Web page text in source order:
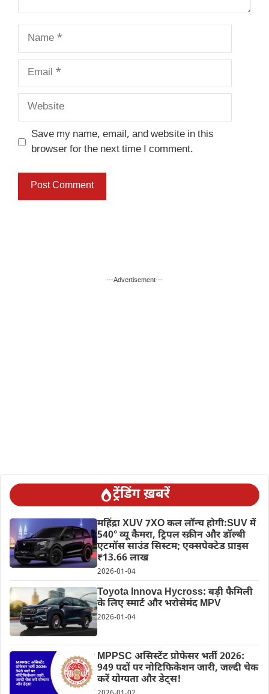
Name
Email
Website
Save my name, email, and website in this
browser for the next time I comment.
---Advertisement---
ट्रेंडिंग ख़बरें
महिंद्रा XUV 7XO कल लॉन्च होगी:SUV में
540° व्यू कैमरा, ट्रिपल स्क्रीन और डॉल्बी
एटमॉस साउंड सिस्टम; एक्सपेक्टेड प्राइस
₹13.66 लाख
2026-01-04
Toyota Innova Hycross: बड़ी फैमिली
के लिए स्मार्ट और भरोसेमंद MPV
2026-01-04
MPPSC असिस्टेंट प्रोफेसर भर्ती 2026:
949 पदों पर नोटिफिकेशन जारी, जल्दी चेक
करें योग्यता और डेट्स!